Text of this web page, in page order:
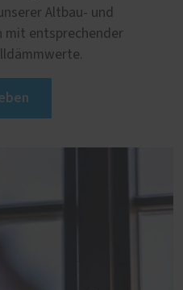
Altbau- und
mit entsprechender